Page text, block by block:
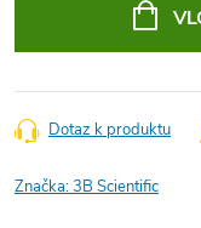
Dotaz k produktu
Značka:3B Scientific